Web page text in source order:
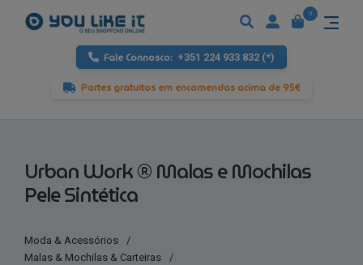
Fale Connosco: +351 224 933 832 (*)
Portes gratuitos em encomendas acima de 95€
0
Urban Work ® Malas e Mochilas
Pele Sintética
Moda & Acessórios
/
Malas & Mochilas & Carteiras
/